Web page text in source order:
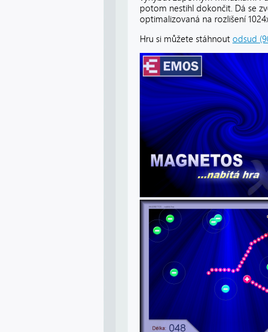
potom nestihl dokončit. Dá se
optimalizovaná na rozlišení
Hru si můžete stáhnout odsud